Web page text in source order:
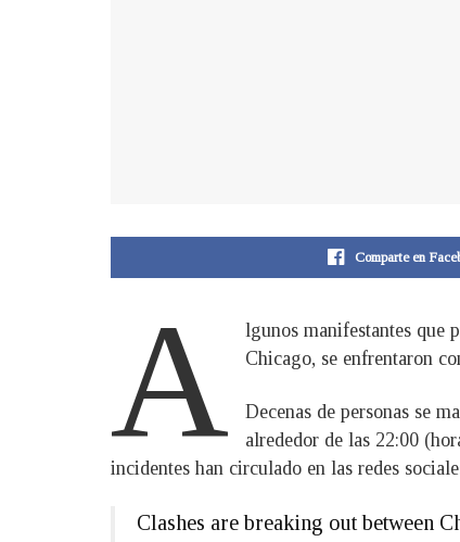
Comparte en
A
lgunos manifestantes que
Chicago, se enfrentaron
Decenas de personas se
alrededor de las 22:00
incidentes han circulado en las redes
Clashes are breaking out between